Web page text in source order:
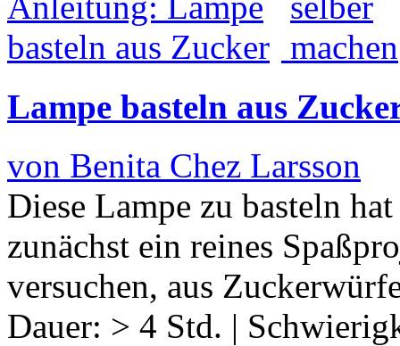
Lampe basteln aus
von Benita Chez Larsson
Diese Lampe zu basteln
zunächst ein reines
versuchen, aus
Dauer: > 4 Std. |